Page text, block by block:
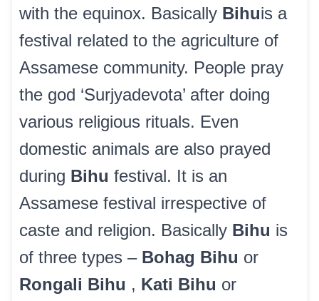
with the equinox. Basically Bihuis a
festival related to the agriculture of
Assamese community. People pray
the god ‘Surjyadevota’ after doing
various religious rituals. Even
domestic animals are also prayed
during Bihu festival. It is an
Assamese festival irrespective of
caste and religion. Basically Bihu is
of three types –Bohag Bihu or
Rongali Bihu , Kati Bihu or